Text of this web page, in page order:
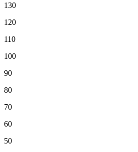
130
120
110
100
90
80
70
60
50